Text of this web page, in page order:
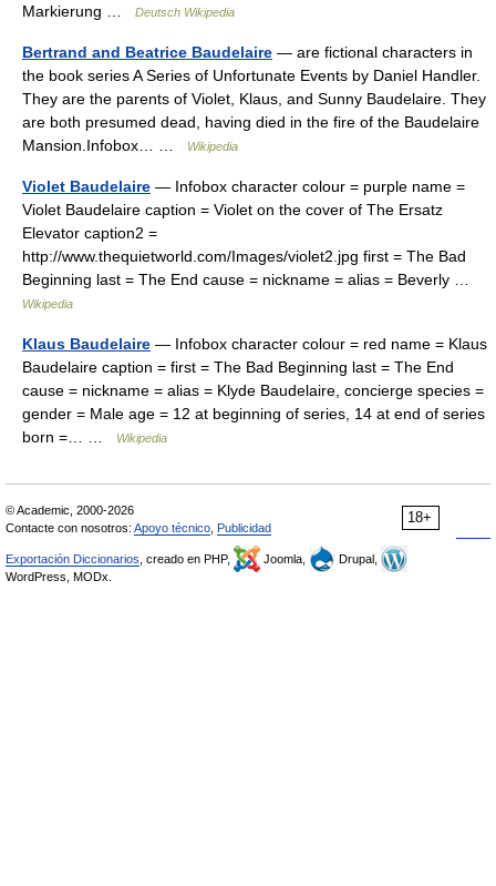
Markierung …
Deutsch Wikipedia
Bertrand and Beatrice Baudelaire — are fictional characters in
the book series A Series of Unfortunate Events by Daniel Handler.
They are the parents of Violet, Klaus, and Sunny Baudelaire. They
are both presumed dead, having died in the fire of the Baudelaire
Mansion.Infobox… …
Wikipedia
Violet Baudelaire — Infobox character colour = purple name =
Violet Baudelaire caption = Violet on the cover of The Ersatz
Elevator caption2 =
http://www.thequietworld.com/Images/violet2.jpg first = The Bad
Beginning last = The End cause = nickname = alias = Beverly …
Wikipedia
Klaus Baudelaire — Infobox character colour = red name = Klaus
Baudelaire caption = first = The Bad Beginning last = The End
cause = nickname = alias = Klyde Baudelaire, concierge species =
gender = Male age = 12 at beginning of series, 14 at end of series
born =… …
Wikipedia
18+
© Academic, 2000-2026
Contacte con nosotros: Apoyo técnico Publicidad
Exportación Diccionarios , creado en PHP, Joomla,
Drupal,
WordPress, MODx.